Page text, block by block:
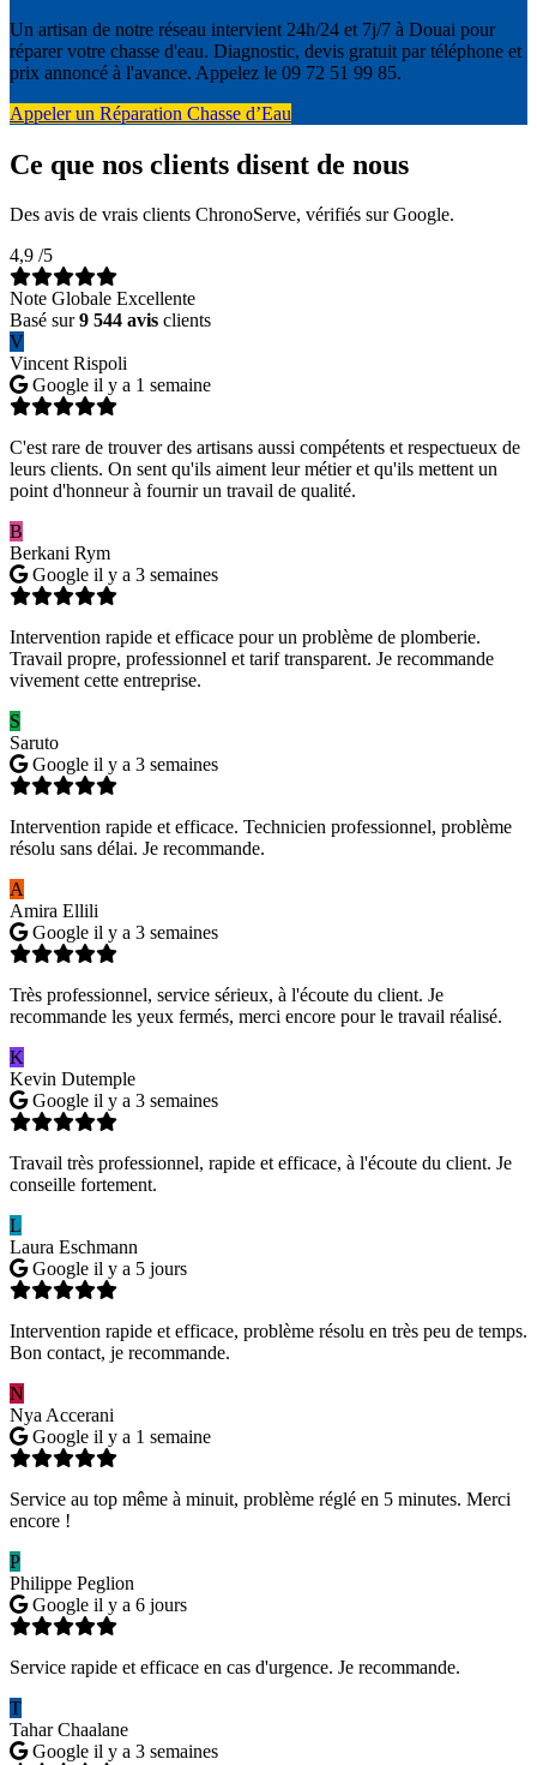
Un artisan de notre réseau intervient 24h/24 et 7j/7 à Douai pour
réparer votre chasse d'eau. Diagnostic, devis gratuit par téléphone et
prix annoncé à l'avance. Appelez le 09 72 51 99 85.
Appeler un Réparation Chasse d’Eau
Ce que nos clients disent de nous
Des avis de vrais clients ChronoServe, vérifiés sur Google.
4,9 /5
Note Globale Excellente
Basé sur9 544 avis clients
V
Vincent Rispoli
Google il y a 1 semaine
C'est rare de trouver des artisans aussi compétents et respectueux de
leurs clients. On sent qu'ils aiment leur métier et qu'ils mettent un
point d'honneur à fournir un travail de qualité.
B
Berkani Rym
Google il y a 3 semaines
Intervention rapide et efficace pour un problème de plomberie.
Travail propre, professionnel et tarif transparent. Je recommande
vivement cette entreprise.
S
Saruto
Google il y a 3 semaines
Intervention rapide et efficace. Technicien professionnel, problème
résolu sans délai. Je recommande.
A
Amira Ellili
Google il y a 3 semaines
Très professionnel, service sérieux, à l'écoute du client. Je
recommande les yeux fermés, merci encore pour le travail réalisé.
K
Kevin Dutemple
Google il y a 3 semaines
Travail très professionnel, rapide et efficace, à l'écoute du client. Je
conseille fortement.
L
Laura Eschmann
Google il y a 5 jours
Intervention rapide et efficace, problème résolu en très peu de temps.
Bon contact, je recommande.
N
Nya Accerani
Google il y a 1 semaine
Service au top même à minuit, problème réglé en 5 minutes. Merci
encore !
P
Philippe Peglion
Google il y a 6 jours
Service rapide et efficace en cas d'urgence. Je recommande.
T
Tahar Chaalane
Google il y a 3 semaines